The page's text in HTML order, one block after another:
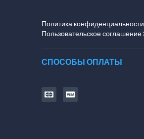
Политика конфиденциальности
Пользовательское соглашение
СПОСОБЫ ОПЛАТЫ